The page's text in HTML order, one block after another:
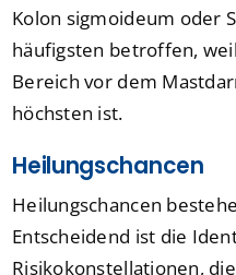
Kolon sigmoideum oder
häufigsten betroffen,
Bereich vor dem
höchsten ist.
Heilungschancen
Heilungschancen
Entscheidend ist die
Risikokonstellationen,